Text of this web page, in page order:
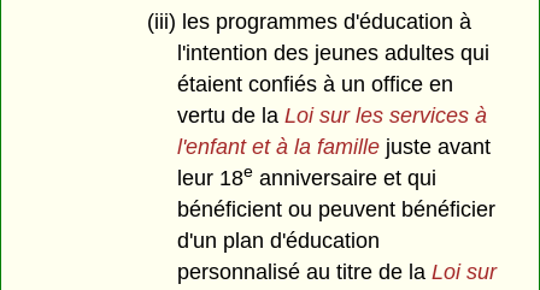
(iii) les programmes d'éducation à
l'intention des jeunes adultes qui
étaient confiés à un office en
vertu de laLoi sur les services à
l'enfant et à la famillejuste avant
leur 18eanniversaire et qui
bénéficient ou peuvent bénéficier
d'un plan d'éducation
personnalisé au titre de la Loi sur